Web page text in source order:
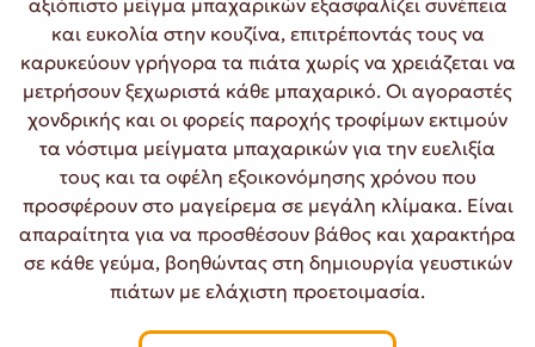
αξιόπιστο μείγμα μπαχαρικών εξασφαλίζει συνέπεια
και ευκολία στην κουζίνα, επιτρέποντάς τους να
καρυκεύουν γρήγορα τα πιάτα χωρίς να χρειάζεται να
μετρήσουν ξεχωριστά κάθε μπαχαρικό. Οι αγοραστές
χονδρικής και οι φορείς παροχής τροφίμων εκτιμούν
τα νόστιμα μείγματα μπαχαρικών για την ευελιξία
τους και τα οφέλη εξοικονόμησης χρόνου που
προσφέρουν στο μαγείρεμα σε μεγάλη κλίμακα. Είναι
απαραίτητα για να προσθέσουν βάθος και χαρακτήρα
σε κάθε γεύμα, βοηθώντας στη δημιουργία γευστικών
πιάτων με ελάχιστη προετοιμασία.